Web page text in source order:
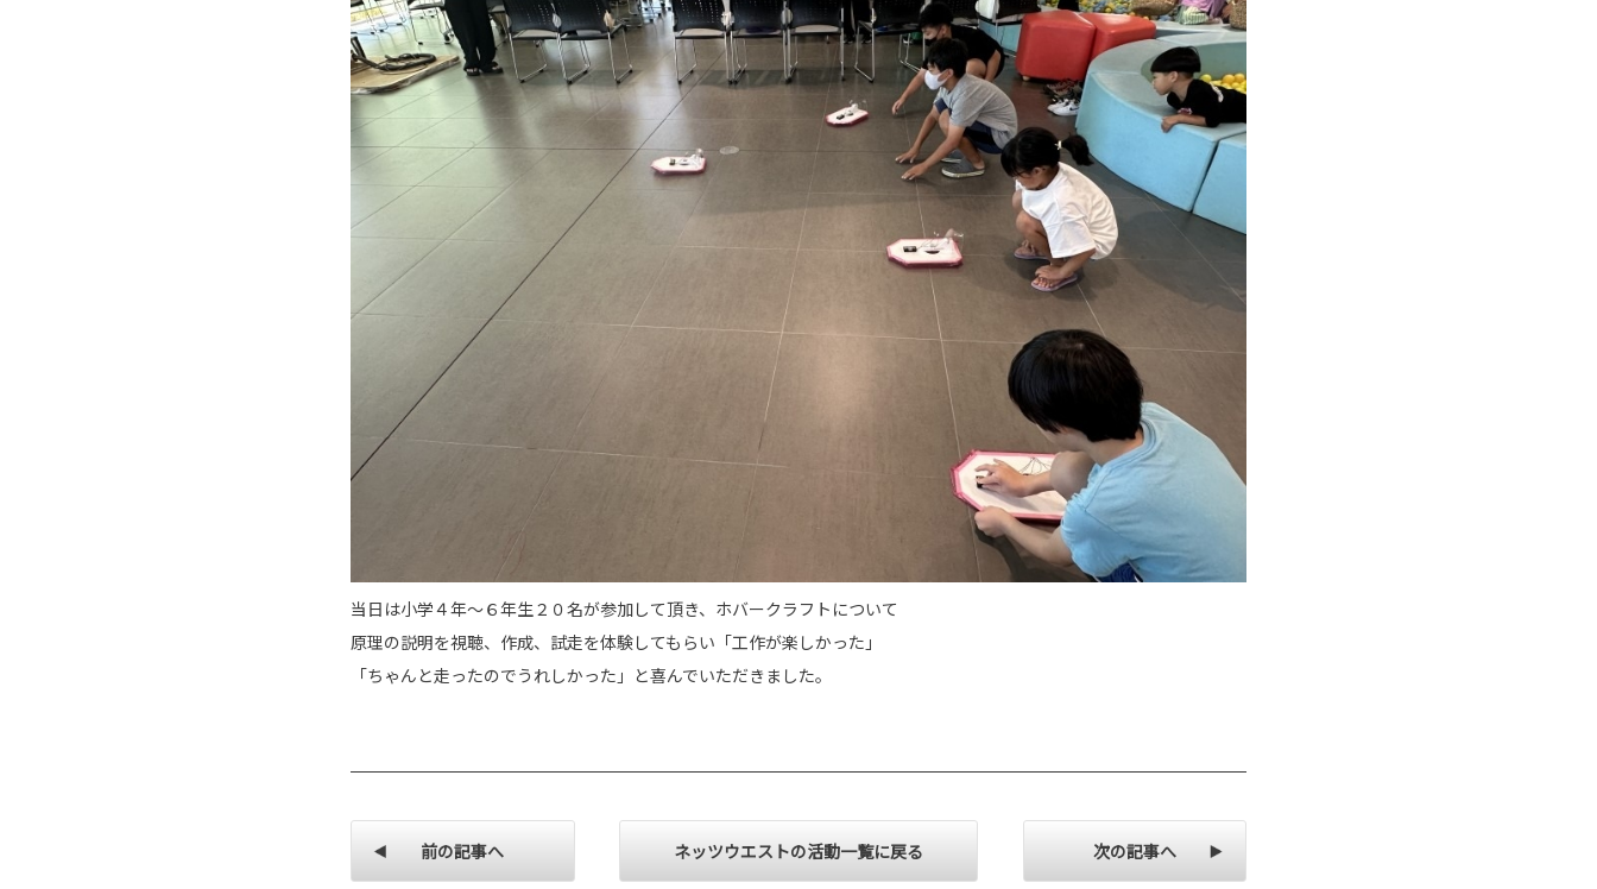
当日は小学４年～６年生２０名が参加して頂き、ホバークラフトについて
原理の説明を視聴、作成、試走を体験してもらい「工作が楽しかった」
「ちゃんと走ったのでうれしかった」と喜んでいただきました。
前の記事へ ネッツウエストの活動一覧に戻る 次の記事へ